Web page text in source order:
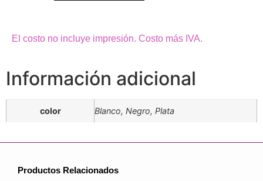
El costo no incluye impresión. Costo más IVA.
Información adicional
color Blanco, Negro, Plata
Productos Relacionados